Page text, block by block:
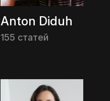
Anton Diduh
155 статей